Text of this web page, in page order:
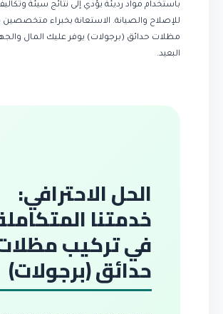
باستخدام مواد رديئة يؤدي إلى نتائج سيئة
للإصلاح والصيانة. الاستعانة بخبراء متخصصين
مظلات حدائق (برجولات) يوفر عليك المال
البعيد.
الحل الاحترافي:
خدمتنا
في تركيب
حدائق (برجولات)